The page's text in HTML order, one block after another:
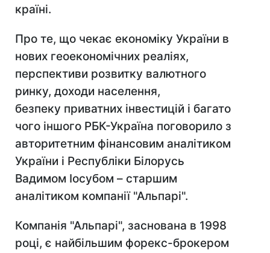
країні.
Про те, що чекає економіку України в
нових геоекономічних реаліях,
перспективи розвитку валютного
ринку, доходи населення,
безпеку приватних інвестицій і багато
чого іншого РБК-Україна поговорило з
авторитетним фінансовим аналітиком
України і Республіки Білорусь
Вадимом Іосубом – старшим
аналітиком компанії "Альпарі".
Компанія "Альпарі", заснована в 1998
році, є найбільшим форекс-брокером